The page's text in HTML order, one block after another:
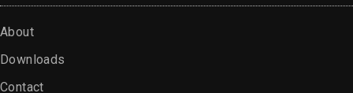
About
Downloads
Contact